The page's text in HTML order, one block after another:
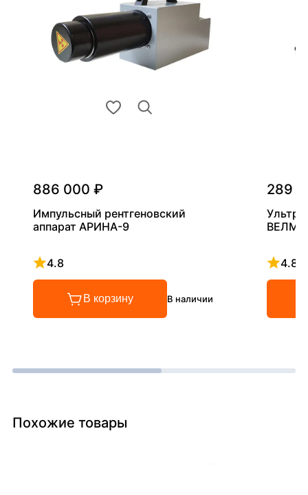
886 000 ₽
Импульсный рентгеновский
аппарат АРИНА-9
4.8
Рейтинг 4.8 из 5
В корзину В наличии
289
4.8
Похожие товары